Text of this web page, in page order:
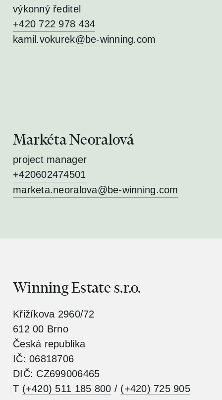
výkonný ředitel
+420 722 978 434
kamil.vokurek@be-winning.com
Markéta Neoralová
project manager
+420602474501
marketa.neoralova@be-winning.com
Winning Estate s.r.o.
Křižíkova 2960/72
612 00 Brno
Česká republika
IČ: 06818706
DIČ: CZ699006465
T (+420) 511 185 800 / (+420) 725 905